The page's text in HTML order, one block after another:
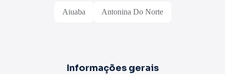
Aiuaba Antonina Do Norte
Informações gerais